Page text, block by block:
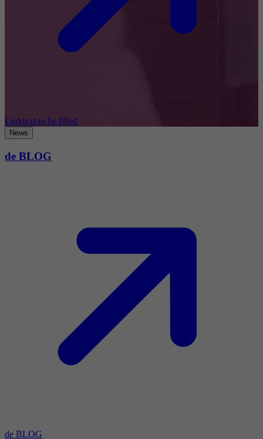
Linktext to be filled
News
de BLOG
de BLOG